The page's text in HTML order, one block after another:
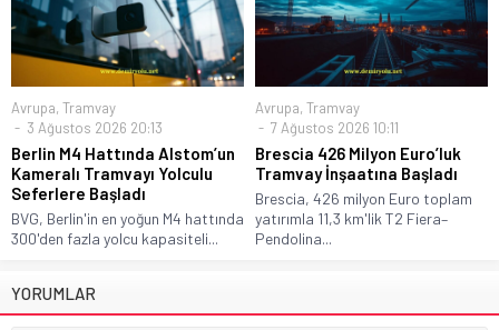
Avrupa, Tramvay
3 Ağustos 2026 20:13
Berlin M4 Hattında Alstom’un
Kameralı Tramvayı Yolculu
Seferlere Başladı
BVG, Berlin'in en yoğun M4 hattında
300'den fazla yolcu kapasiteli...
Avrupa, Tramvay
7 Ağustos 2026 10:11
Brescia 426 Milyon Euro’luk
Tramvay İnşaatına Başladı
Brescia, 426 milyon Euro toplam
yatırımla 11,3 km'lik T2 Fiera–
Pendolina...
YORUMLAR